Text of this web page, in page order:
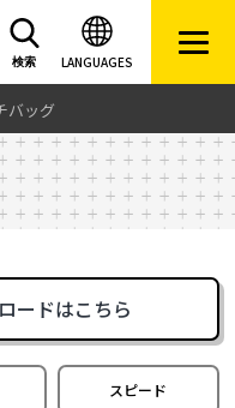
LANGUAGES
検索
バッグ
ードはこちら
スピード